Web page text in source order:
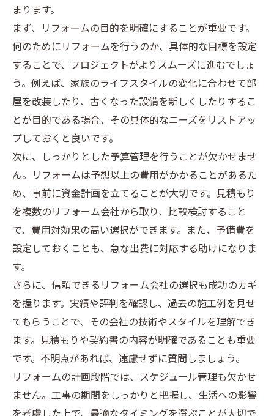
まります。
まず、リフォームの目的を明確にすることが重要です。
何のためにリフォームを行うのか、具体的な目標を設定
することで、プロジェクトがよりスムーズに進むでしょ
う。例えば、家族のライフスタイルの変化に合わせて部
屋を改装したり、古くなった設備を新しくしたりするこ
とが目的である場合、その具体的なニーズをリストアッ
プしておくと良いです。
次に、しっかりとした予算管理を行うことが欠かせませ
ん。リフォームは予想以上の費用がかかることがあるた
め、事前に資金計画を立てることが大切です。見積もり
を複数のリフォーム会社から取り、比較検討すること
で、費用対効果の高い選択ができます。また、予備費を
設定しておくことも、急な出費に対応する助けになりま
す。
さらに、信頼できるリフォーム会社の選択も成功のカギ
を握ります。実績や評判を確認し、過去の施工例を見せ
てもらうことで、その会社の技術やスタイルを理解でき
ます。見積もりや契約書の内容が明確であることも重要
です。不明点があれば、遠慮せずに質問しましょう。
リフォームの計画段階では、スケジュール管理も欠かせ
ません。工事の期間をしっかりと把握し、生活への影響